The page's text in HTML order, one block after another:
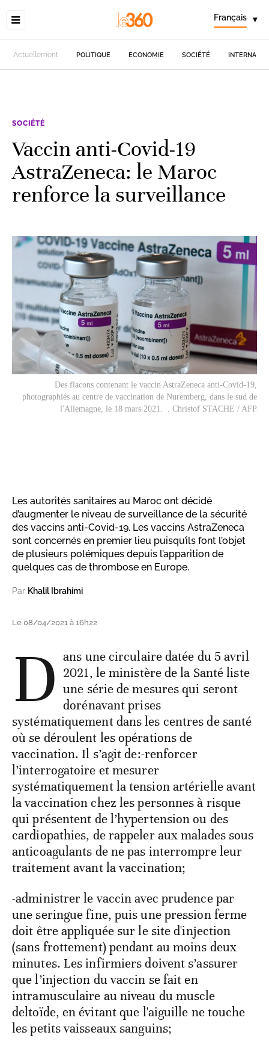
Français ▾
Actuellement POLITIQUE ECONOMIE SOCIÉTÉ
SOCIÉTÉ
Vaccin anti-Covid-19
AstraZeneca: le Maroc
renforce la surveillance
Des flacons contenant le vaccin AstraZeneca anti-Covid-19,
photographiés au centre de vaccination de Nuremberg, dans le sud de
l'Allemagne, le 18 mars 2021. . Christof STACHE / AFP
Les autorités sanitaires au Maroc ont décidé
d’augmenter le niveau de surveillance de la sécurité
des vaccins anti-Covid-19. Les vaccins AstraZeneca
sont concernés en premier lieu puisqu’ils font l’objet
de plusieurs polémiques depuis l’apparition de
quelques cas de thrombose en Europe.
Par Khalil Ibrahimi
Le 08/04/2021 à 16h22
D ans une circulaire datée du 5 avril
2021, le ministère de la Santé liste
une série de mesures qui seront
dorénavant prises
systématiquement dans les centres de santé
où se déroulent les opérations de
vaccination. Il s’agit de:-renforcer
l’interrogatoire et mesurer
systématiquement la tension artérielle avant
la vaccination chez les personnes à risque
qui présentent de l’hypertension ou des
cardiopathies, de rappeler aux malades sous
anticoagulants de ne pas interrompre leur
traitement avant la vaccination;
-administrer le vaccin avec prudence par
une seringue fine, puis une pression ferme
doit être appliquée sur le site d'injection
(sans frottement) pendant au moins deux
minutes. Les infirmiers doivent s’assurer
que l’injection du vaccin se fait en
intramusculaire au niveau du muscle
deltoïde, en évitant que l'aiguille ne touche
les petits vaisseaux sanguins;